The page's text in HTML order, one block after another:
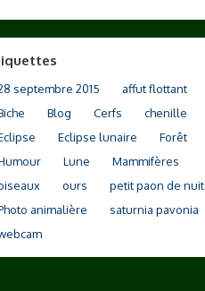
septembre 2015
affut flottant
Blog Cerfs
chenille
Eclipse lunaire
Forêt
Lune
Mammifères
ours
petit paon de nuit
animalière
saturnia pavonia